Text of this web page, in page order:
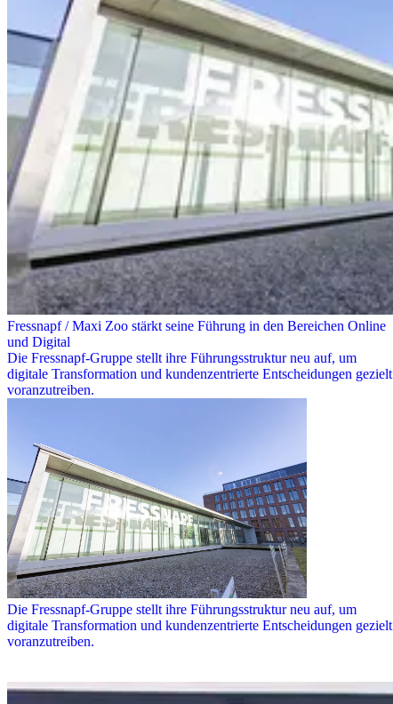
Fressnapf / Maxi Zoo stärkt seine Führung in den Bereichen Online
und Digital
Die Fressnapf-Gruppe stellt ihre Führungsstruktur neu auf, um
digitale Transformation und kundenzentrierte Entscheidungen gezielt
voranzutreiben.
Die Fressnapf-Gruppe stellt ihre Führungsstruktur neu auf, um
digitale Transformation und kundenzentrierte Entscheidungen gezielt
voranzutreiben.